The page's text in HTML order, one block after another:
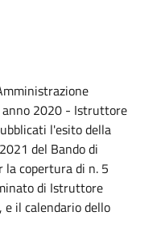
anno 2020 - Istruttore
l'esito della
del Bando di
la copertura di n. 5
di Istruttore
e il calendario dello